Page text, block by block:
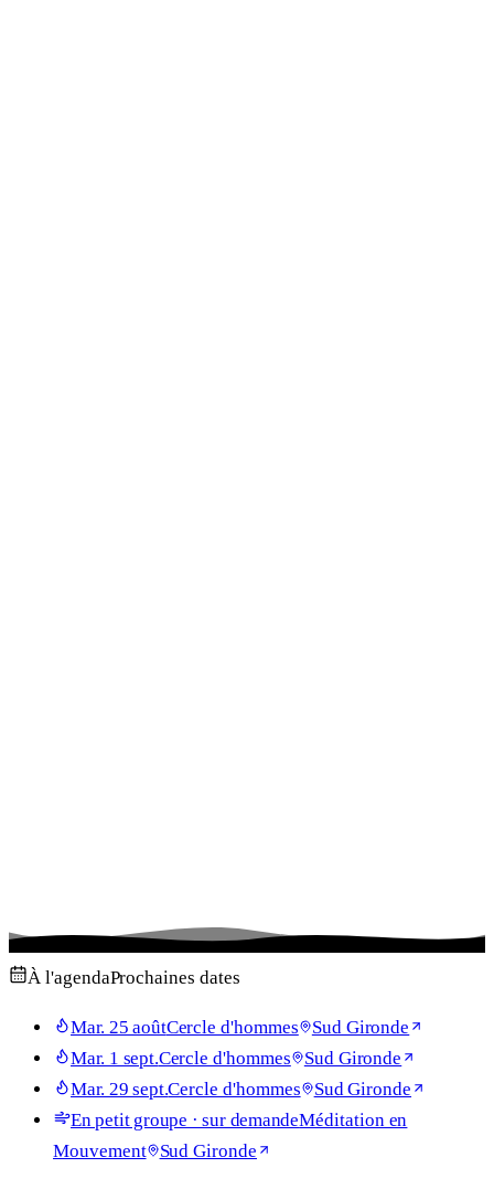
À l'agendaProchaines dates
Mar. 25 aoûtCercle d'hommes
Sud Gironde
Mar. 1 sept.Cercle d'hommes
Sud Gironde
Mar. 29 sept.Cercle d'hommes
Sud Gironde
En petit groupe · sur demandeMéditation en
Mouvement
Sud Gironde